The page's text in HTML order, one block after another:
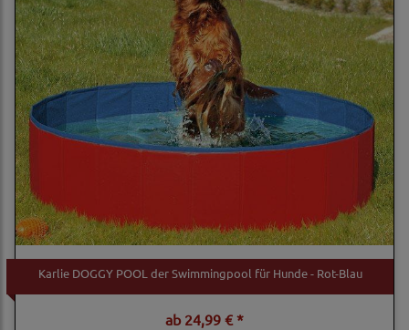
Karlie DOGGY POOL der Swimmingpool für Hunde - Rot-Blau
ab24,99 € *